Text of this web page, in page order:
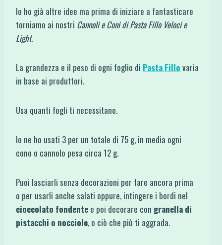
Io ho già altre idee ma prima di iniziare a fantasticare
torniamo ai nostri Cannoli e Coni di Pasta Fillo Veloci e
Light.
La grandezza e il peso di ogni foglio di Pasta Fillo varia
in base ai produttori.
Usa quanti fogli ti necessitano.
Io ne ho usati 3 per un totale di 75 g, in media ogni
cono o cannolo pesa circa 12 g.
Puoi lasciarli senza decorazioni per fare ancora prima
o per usarli anche salati oppure, intingere i bordi nel
cioccolato fondente e poi decorare con granella di
pistacchi o nocciole, o ciò che più ti aggrada.